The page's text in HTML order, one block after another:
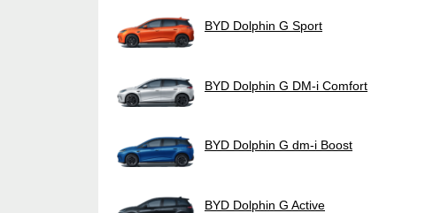
BYD Dolphin G Sport
BYD Dolphin G DM-i Comfort
BYD Dolphin G dm-i Boost
BYD Dolphin G Active